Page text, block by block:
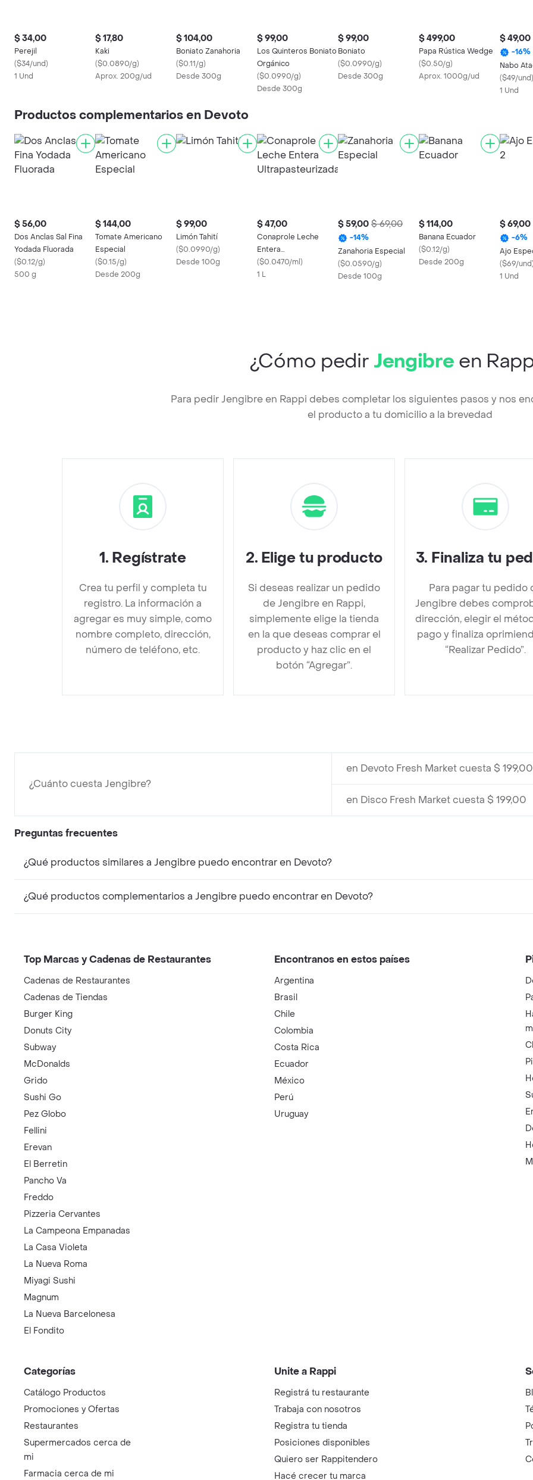
$ 34,00
Perejil
($34/und)
1 Und
$ 17,80
Kaki
($0.0890/g)
Aprox. 200g/ud
$ 104,00
Boniato Zanahoria
($0.11/g)
Desde 300g
$ 99,00
Los Quinteros Boniato
Orgánico
($0.0990/g)
Desde 300g
$ 99,00
Boniato
($0.0990/g)
Desde 300g
$ 499,00
Papa Rústica Wedge
($0.50/g)
Aprox. 1000g/ud
$ 49,00
-16%
Nabo
($49/und)
1 Und
Productos complementarios en Devoto
$ 56,00
Dos Anclas Sal Fina
Yodada Fluorada
($0.12/g)
500 g
$ 144,00
Tomate Americano
Especial
($0.15/g)
Desde 200g
$ 99,00
Limón Tahití
($0.0990/g)
Desde 100g
$ 47,00
Conaprole Leche
Entera
Ultrapasteurizada
($0.0470/ml)
1 L
$ 59,00 $ 69,00
-14%
Zanahoria Especial
($0.0590/g)
Desde 100g
$ 114,00
Banana Ecuador
($0.12/g)
Desde 200g
$ 69,00
-6%
Ajo
($69/und
1 Und
¿Cómo pedir Jengibre en
Para pedir Jengibre en Rappi debes completar los siguientes pasos y nos
el producto a tu domicilio a la brevedad
1. Regístrate
Crea tu perfil y completa tu
registro. La información a
agregar es muy simple, como
nombre completo, dirección,
número de teléfono, etc.
2. Elige tu producto
Si deseas realizar un pedido
de Jengibre en Rappi,
simplemente elige la tienda
en la que deseas comprar el
producto y haz clic en el
botón “Agregar”.
3. Finaliza tu
Para pagar tu pedido
Jengibre debes
dirección, elegir el
pago y finaliza
“Realizar Pedido”.
¿Cuánto cuesta Jengibre?
en Devoto Fresh Market cuesta $ 199,00
en Disco Fresh Market cuesta $ 199,00
Preguntas frecuentes
¿Qué productos similares a Jengibre puedo encontrar en Devoto?
¿Qué productos complementarios a Jengibre puedo encontrar en Devoto?
Top Marcas y Cadenas de Restaurantes
Cadenas de Restaurantes
Cadenas de Tiendas
Burger King
Donuts City
Subway
McDonalds
Grido
Sushi Go
Pez Globo
Fellini
Erevan
El Berretin
Pancho Va
Freddo
Pizzeria Cervantes
La Campeona Empanadas
La Casa Violeta
La Nueva Roma
Miyagi Sushi
Magnum
La Nueva Barcelonesa
El Fondito
Encontranos en estos países
Argentina
Brasil
Chile
Colombia
Costa Rica
Ecuador
México
Perú
Uruguay
Categorías
Catálogo Productos
Promociones y Ofertas
Restaurantes
Supermercados cerca de
mi
Farmacia cerca de mi
Unite a Rappi
Registrá tu restaurante
Trabaja con nosotros
Registra tu tienda
Posiciones disponibles
Quiero ser Rappitendero
Hacé crecer tu marca